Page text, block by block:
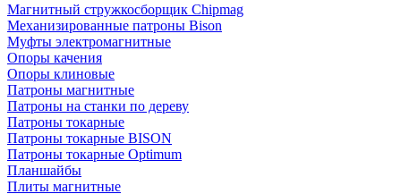
Магнитный стружкосборщик Chipmag
Механизированные патроны Bison
Муфты электромагнитные
Опоры качения
Опоры клиновые
Патроны магнитные
Патроны на станки по дереву
Патроны токарные
Патроны токарные BISON
Патроны токарные Optimum
Планшайбы
Плиты магнитные